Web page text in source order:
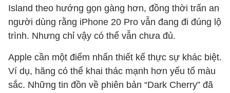
Island theo hướng gọn gàng hơn, đồng thời trấn an
người dùng rằng iPhone 20 Pro vẫn đang đi đúng lộ
trình. Nhưng chỉ vậy có thể vẫn chưa đủ.
Apple cần một điểm nhấn thiết kế thực sự khác biệt.
Ví dụ, hãng có thể khai thác mạnh hơn yếu tố màu
sắc. Những tin đồn về phiên bản “Dark Cherry” đã